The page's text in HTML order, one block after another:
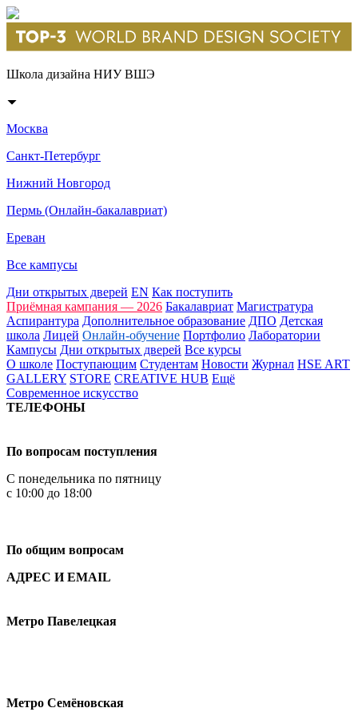
Школа дизайна НИУ ВШЭ
Москва
Санкт-Петербург
Нижний Новгород
Пермь (Онлайн-бакалавриат)
Ереван
Все кампусы
Дни открытых дверей EN Как поступить
Приёмная кампания — 2026 Бакалавриат Магистратура
Аспирантура Дополнительное образование ДПО Детская
школа Лицей Онлайн-обучение Портфолио Лаборатории
Кампусы Дни открытых дверей Все курсы
О школе Поступающим Студентам Новости Журнал HSE ART
GALLERY STORE CREATIVE HUB Ещё
Современное искусство
ТЕЛЕФОНЫ
По вопросам поступления
С понедельника по пятницу
с 10:00 до 18:00
По общим вопросам
АДРЕС И EMAIL
Метро Павелецкая
Метро Семёновская